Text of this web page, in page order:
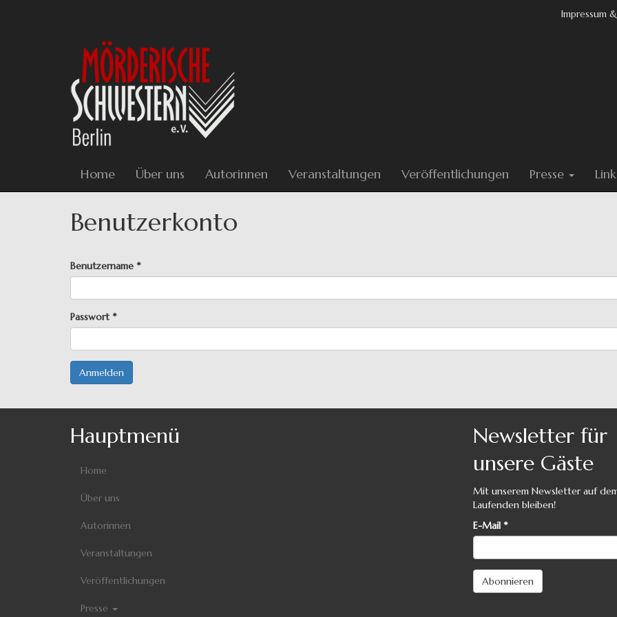
Impressum
Home Über uns Autorinnen Veranstaltungen Veröffentlichungen Presse
Benutzerkonto
Haupt-
Reiter
Benutzername *
Passwort *
Anmelden
Hauptmenü
Home
Über uns
Autorinnen
Veranstaltungen
Veröffentlichungen
Presse
Newsletter für
unsere Gäste
Mit unserem Newsletter auf
Laufenden bleiben!
E-Mail *
Abonnieren